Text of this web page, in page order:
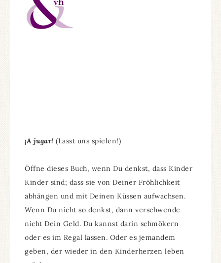
¡A jugar! (Lasst uns spielen!)
Öffne dieses Buch, wenn Du denkst, dass Kinder
Kinder sind; dass sie von Deiner Fröhlichkeit
abhängen und mit Deinen Küssen aufwachsen.
Wenn Du nicht so denkst, dann verschwende
nicht Dein Geld. Du kannst darin schmökern
oder es im Regal lassen. Oder es jemandem
geben, der wieder in den Kinderherzen leben